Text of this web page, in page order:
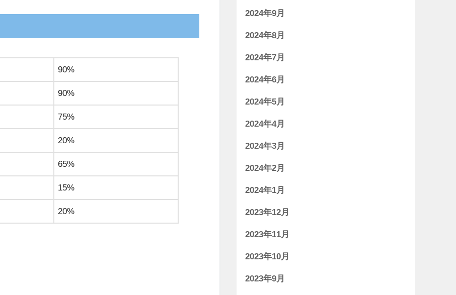
90%
90%
75%
20%
65%
15%
20%
2024年9月
2024年8月
2024年7月
2024年6月
2024年5月
2024年4月
2024年3月
2024年2月
2024年1月
2023年12月
2023年11月
2023年10月
2023年9月